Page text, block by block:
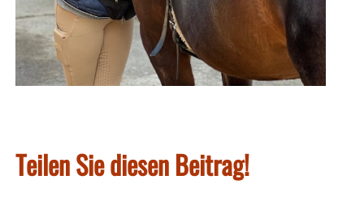
Teilen Sie diesen Beitrag!